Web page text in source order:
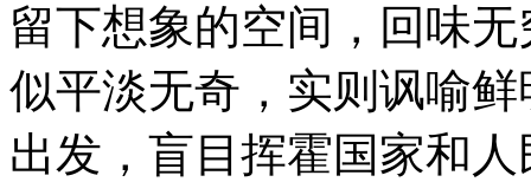
留下想象的空间，回味
似平淡无奇，实则讽喻
出发，盲目挥霍国家和